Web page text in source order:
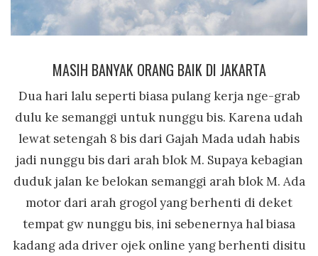
MASIH BANYAK ORANG BAIK DI JAKARTA
Dua hari lalu seperti biasa pulang kerja nge-grab
dulu ke semanggi untuk nunggu bis. Karena udah
lewat setengah 8 bis dari Gajah Mada udah habis
jadi nunggu bis dari arah blok M. Supaya kebagian
duduk jalan ke belokan semanggi arah blok M. Ada
motor dari arah grogol yang berhenti di deket
tempat gw nunggu bis, ini sebenernya hal biasa
kadang ada driver ojek online yang berhenti disitu